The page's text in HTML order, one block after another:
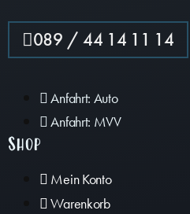
089 / 44 14 11 14
Anfahrt: Auto
Anfahrt: MVV
Shop
Mein Konto
Warenkorb